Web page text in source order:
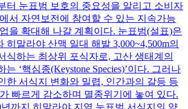
터 눈표범 보호의 중요성을 알리고 소비자
서 자연보전에 참여할 수 있는 지속가능
을 확대해 나갈 계획이다. 눈표범(설표)은
히말라야 산맥 일대 해발 3,000~4,500m의
식하는 최상위 포식자로, 고산 생태계의
는 ‘핵심종(Keystone Species)’이다. 그러나
한 서식지 변화와 밀렵, 인간과의 갈등 등
빠르게 감소하며 멸종위기에 놓여 있다.